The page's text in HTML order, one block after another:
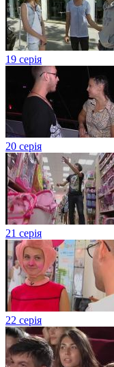
19 серія
20 серія
21 серія
22 серія